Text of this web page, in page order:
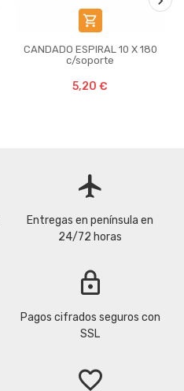

CANDADO ESPIRAL 10 X 180
c/soporte
5,20 €
flight
Entregas en península en
24/72 horas
lock
Pagos cifrados seguros con
SSL
favorite_border